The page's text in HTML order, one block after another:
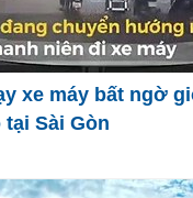
xe máy bất ngờ
Sài Gòn